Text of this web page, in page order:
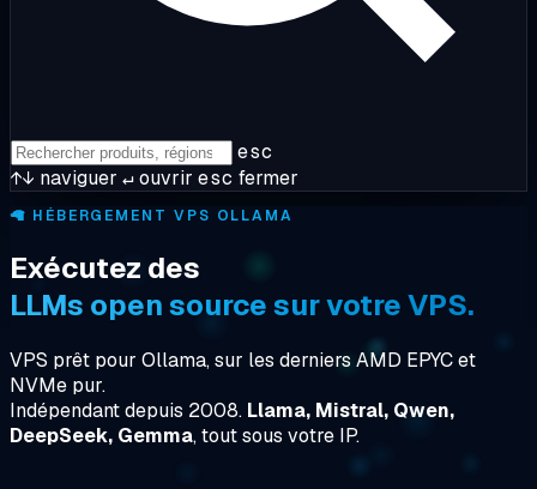
esc
↑↓ naviguer ↵ouvrir esc fermer
🦙 HÉBERGEMENT VPS OLLAMA
Exécutez des
LLMs open source sur votre VPS.
VPS prêt pour Ollama, sur les derniers AMD EPYC et
NVMe pur.
Indépendant depuis 2008. Llama, Mistral, Qwen,
DeepSeek, Gemma, tout sous votre IP.